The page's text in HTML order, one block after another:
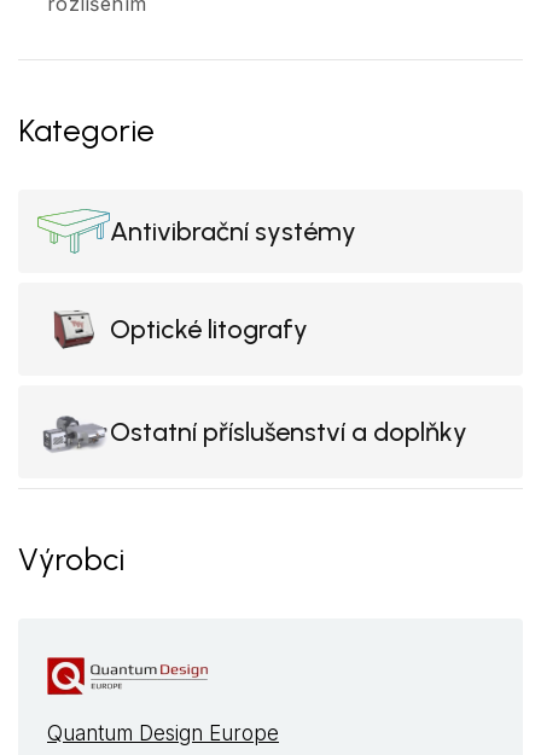
Kategorie
Antivibrační systémy
Optické litografy
Ostatní příslušenství a doplňky
Výrobci
Quantum Design Europe